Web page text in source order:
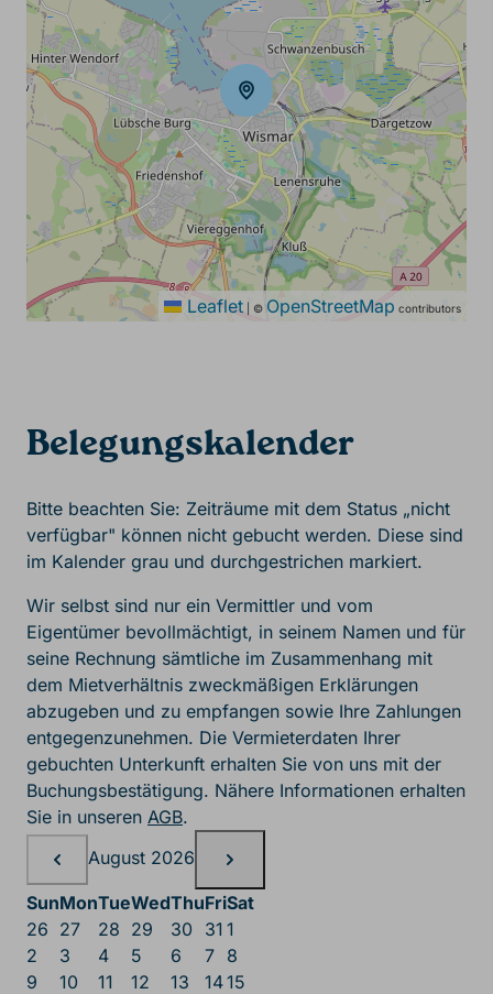
Leaflet © OpenStreetMap contributors
Belegungskalender
Bitte beachten Sie: Zeiträume mit dem Status „nicht
verfügbar" können nicht gebucht werden. Diese sind
im Kalender grau und durchgestrichen markiert.
Wir selbst sind nur ein Vermittler und vom
Eigentümer bevollmächtigt, in seinem Namen und für
seine Rechnung sämtliche im Zusammenhang mit
dem Mietverhältnis zweckmäßigen Erklärungen
abzugeben und zu empfangen sowie Ihre Zahlungen
entgegenzunehmen. Die Vermieterdaten Ihrer
gebuchten Unterkunft erhalten Sie von uns mit der
Buchungsbestätigung. Nähere Informationen erhalten
Sie in unseren AGB.
Belegungskalender,
August 2026
SunMonTueWedThuFriSat
26 27 28 29 30 31 1
2
3 4 5 6 7 8
9
10 11 12 13 1415